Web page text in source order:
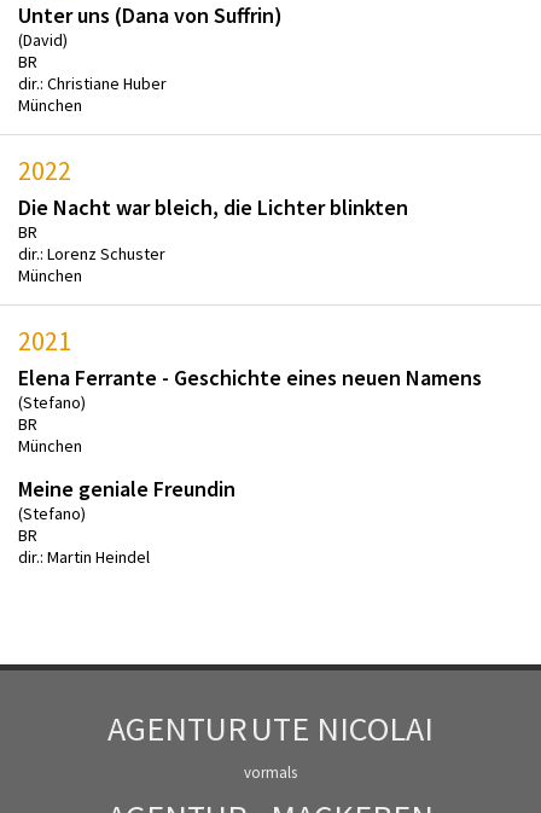
Unter uns (Dana von Suffrin)
(David)
BR
dir.: Christiane Huber
München
2022
Die Nacht war bleich, die Lichter blinkten
BR
dir.: Lorenz Schuster
München
2021
Elena Ferrante - Geschichte eines neuen Namens
(Stefano)
BR
München
Meine geniale Freundin
(Stefano)
BR
dir.: Martin Heindel
AGENTURUTE NICOLAI
vormals